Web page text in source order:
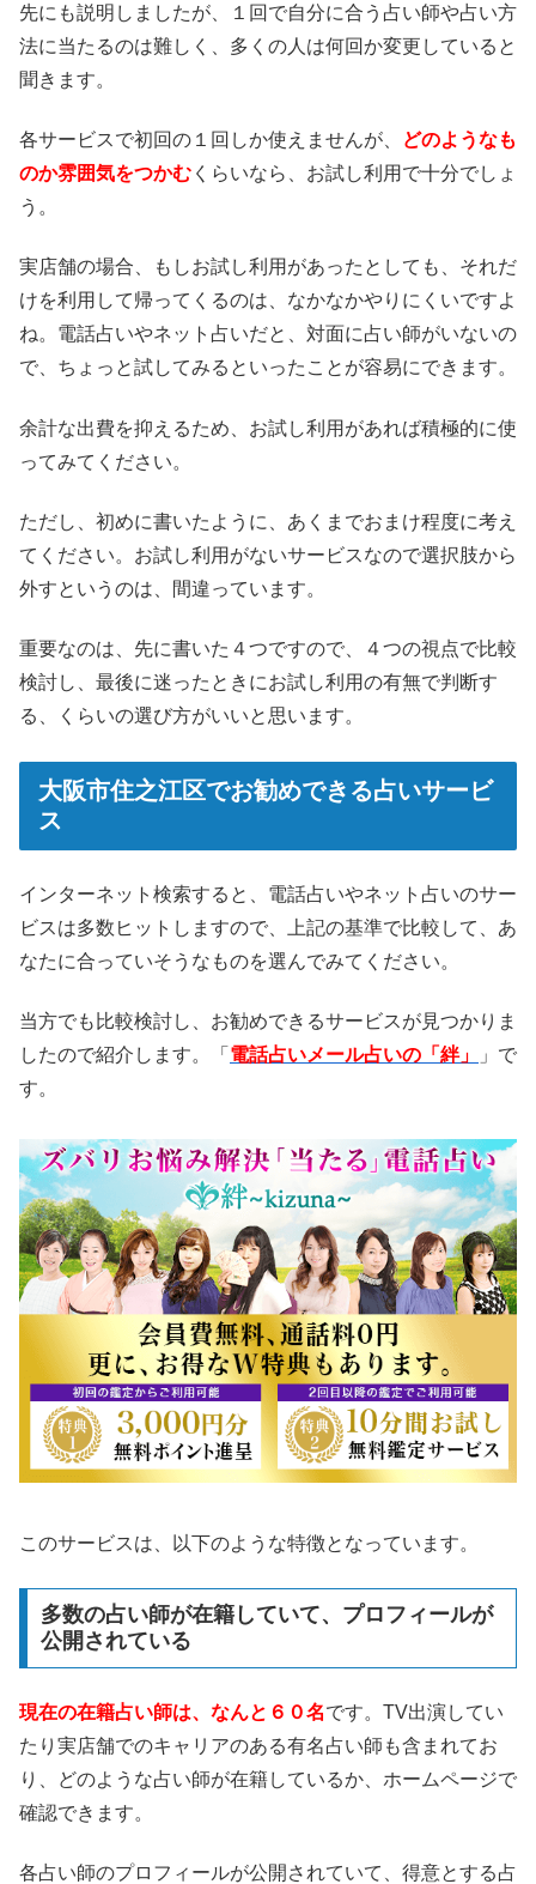
先にも説明しましたが、１回で自分に合う占い師や占い方
法に当たるのは難しく、多くの人は何回か変更していると
聞きます。
各サービスで初回の１回しか使えませんが、
どのようなも
のか雰囲気をつかむ くらいなら、お試し利用で十分でしょ
う。
実店舗の場合、もしお試し利用があったとしても、それだ
けを利用して帰ってくるのは、なかなかやりにくいですよ
ね。電話占いやネット占いだと、対面に占い師がいないの
で、ちょっと試してみるといったことが容易にできます。
余計な出費を抑えるため、お試し利用があれば積極的に使
ってみてください。
ただし、初めに書いたように、あくまでおまけ程度に考え
てください。お試し利用がないサービスなので選択肢から
外すというのは、間違っています。
重要なのは、先に書いた４つですので、４つの視点で比較
検討し、最後に迷ったときにお試し利用の有無で判断す
る、くらいの選び方がいいと思います。
大阪市住之江区でお勧めできる占いサービ
ス
インターネット検索すると、電話占いやネット占いのサー
ビスは多数ヒットしますので、上記の基準で比較して、あ
なたに合っていそうなものを選んでみてください。
当方でも比較検討し、お勧めできるサービスが見つかりま
したので紹介します。「 電話占いメール占いの「絆」
」で
す。
このサービスは、以下のような特徴となっています。
多数の占い師が在籍していて、プロフィールが
公開されている
現在の在籍占い師は、なんと６０名です。TV出演してい
たり実店舗でのキャリアのある有名占い師も含まれてお
り、どのような占い師が在籍しているか、ホームページで
確認できます。
各占い師のプロフィールが公開されていて、得意とする占